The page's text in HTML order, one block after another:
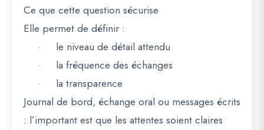
Ce que cette question sécurise
Elle permet de définir :
· le niveau de détail attendu
· la fréquence des échanges
· la transparence
Journal de bord, échange oral ou messages écrits
: l’important est que les attentes soient claires